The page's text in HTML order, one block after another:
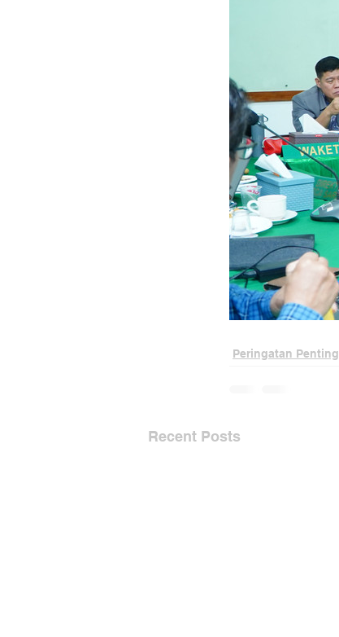
Peringatan Penting
Recent Posts